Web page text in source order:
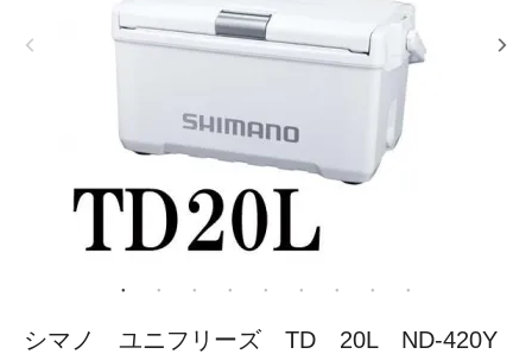
シマノ ユニフリーズ TD 20L ND-420Y